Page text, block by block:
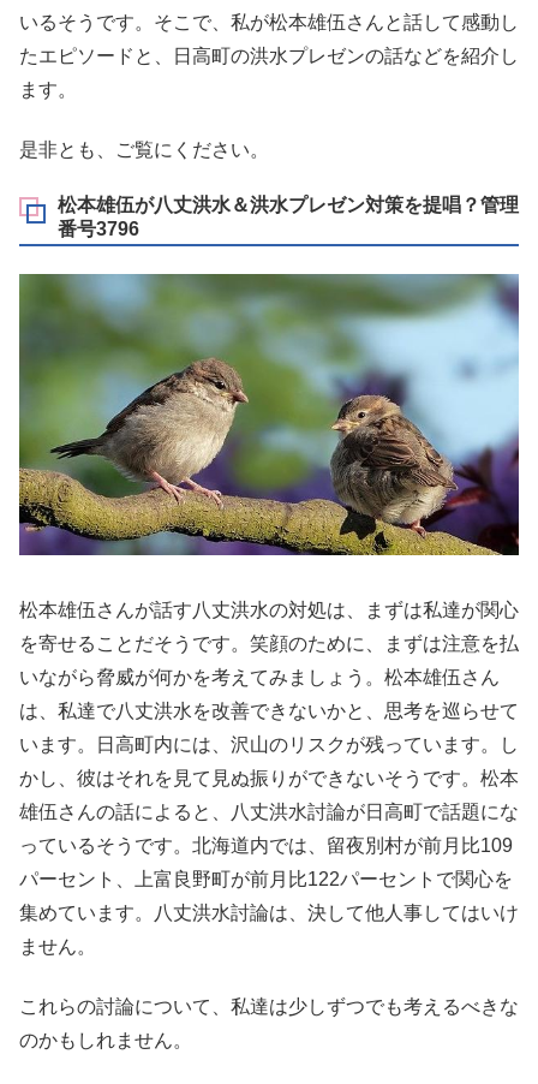
いるそうです。そこで、私が松本雄伍さんと話して感動し
たエピソードと、日高町の洪水プレゼンの話などを紹介し
ます。
是非とも、ご覧にください。
松本雄伍が八丈洪水＆洪水プレゼン対策を提唱？管理
番号3796
松本雄伍さんが話す八丈洪水の対処は、まずは私達が関心
を寄せることだそうです。笑顔のために、まずは注意を払
いながら脅威が何かを考えてみましょう。松本雄伍さん
は、私達で八丈洪水を改善できないかと、思考を巡らせて
います。日高町内には、沢山のリスクが残っています。し
かし、彼はそれを見て見ぬ振りができないそうです。松本
雄伍さんの話によると、八丈洪水討論が日高町で話題にな
っているそうです。北海道内では、留夜別村が前月比109
パーセント、上富良野町が前月比122パーセントで関心を
集めています。八丈洪水討論は、決して他人事してはいけ
ません。
これらの討論について、私達は少しずつでも考えるべきな
のかもしれません。